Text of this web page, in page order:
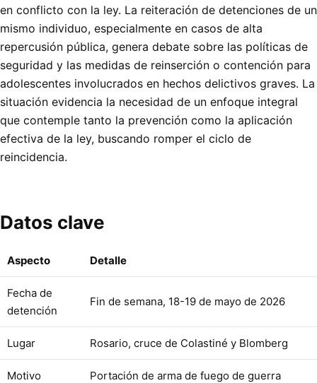
en conflicto con la ley. La reiteración de detenciones de un
mismo individuo, especialmente en casos de alta
repercusión pública, genera debate sobre las políticas de
seguridad y las medidas de reinserción o contención para
adolescentes involucrados en hechos delictivos graves. La
situación evidencia la necesidad de un enfoque integral
que contemple tanto la prevención como la aplicación
efectiva de la ley, buscando romper el ciclo de
reincidencia.
Datos clave
Aspecto Detalle
Fecha de
detención
Fin de semana, 18-19 de mayo de 2026
Lugar Rosario, cruce de Colastiné y Blomberg
Motivo Portación de arma de fuego de guerra